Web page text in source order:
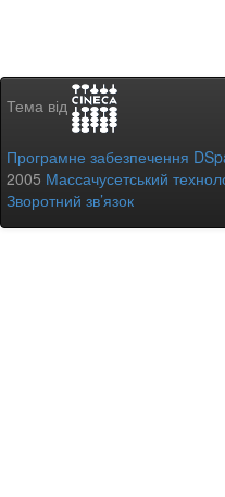
Тема від
Програмне забезпечення
2005 Массачусетський
Зворотний зв’язок